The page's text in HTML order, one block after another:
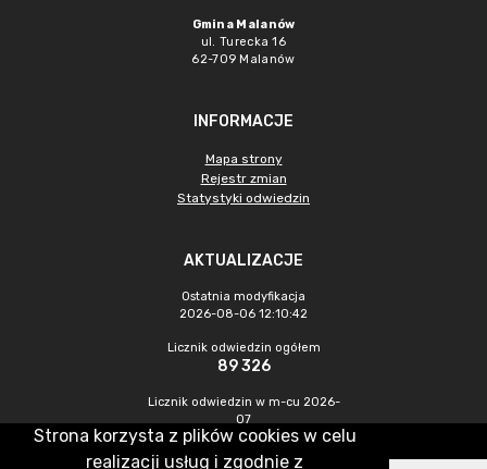
Gmina Malanów
ul. Turecka 16
62-709 Malanów
INFORMACJE
Mapa strony
Rejestr zmian
Statystyki odwiedzin
AKTUALIZACJE
Ostatnia modyfikacja
2026-08-06 12:10:42
Licznik odwiedzin ogółem
89 326
Licznik odwiedzin w m-cu 2026-
07
547
Strona korzysta z plików cookies w celu
realizacji usług i zgodnie z